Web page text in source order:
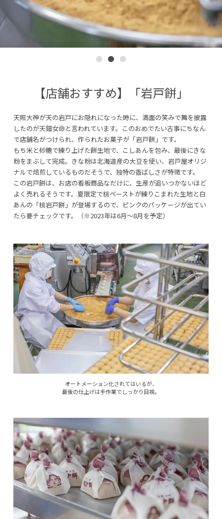
【店舗おすすめ】「岩戸餅」
天照大神が天の岩戸にお隠れになった時に、満面の笑みで舞を披露
したのが天鈿女命と言われています。このおめでたい古事にちなん
で店舗名がつけられ、作られたお菓子が「岩戸餅」です。
もち米と砂糖で練り上げた餅生地で、こしあんを包み、最後にきな
粉をまぶして完成。きな粉は北海道産の大豆を使い、岩戸屋オリジ
ナルで焙煎しているものだそうで、独特の香ばしさが特徴です。
この岩戸餅は、お店の看板商品なだけに、生産が追いつかないほど
よく売れるそうです。夏限定で桃ペーストが練りこまれた生地と白
あんの「桃岩戸餅」が登場するので、ピンクのパッケージが出てい
たら要チェックです。（※2023年は6月〜8月を予定）
オートメーション化されてはいるが、
最後の仕上げは手作業でしっかり目視。